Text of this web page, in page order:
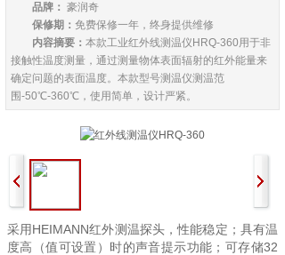
品牌： 豪润奇
保修期： 免费保修一年，终身提供维修
内容摘要： 本款工业红外线测温仪HRQ-360用于非
接触性温度测量，通过测量物体表面辐射的红外能量来
确定问题的表面温度。本款型号测温仪测温范
围-50℃-360℃，使用简单，设计严紧。
采用HEIMANN红外测温探头，性能稳定；具有温
度高（值可设置）时的声音提示功能；可存储32